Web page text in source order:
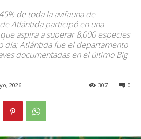
de toda la avifauna de
Atlántida participó en una
aspira a superar 8,000 especies
día; Atlántida fue el departamento
documentadas en el último Big
2026 0
307